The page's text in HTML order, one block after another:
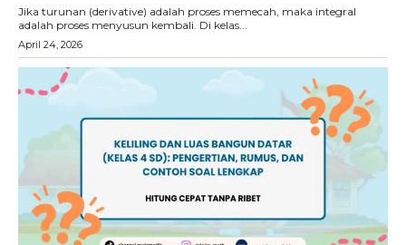
Jika turunan (derivative) adalah proses memecah, maka integral
adalah proses menyusun kembali. Di kelas...
April 24, 2026